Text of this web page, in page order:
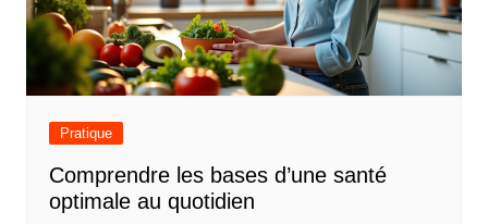
Pratique
Comprendre les bases d’une santé
optimale au quotidien